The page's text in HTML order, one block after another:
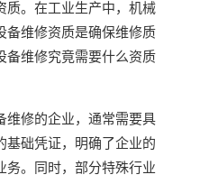
质。在工业生产中，机械
备维修资质是确保维修质
备维修究竟需要什么资质
维修的企业，通常需要具
基础凭证，明确了企业的
务。同时，部分特殊行业